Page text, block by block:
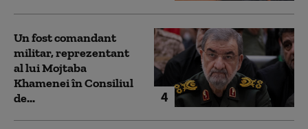
4
Un fost comandant
militar, reprezentant
al lui Mojtaba
Khamenei în Consiliul
de...